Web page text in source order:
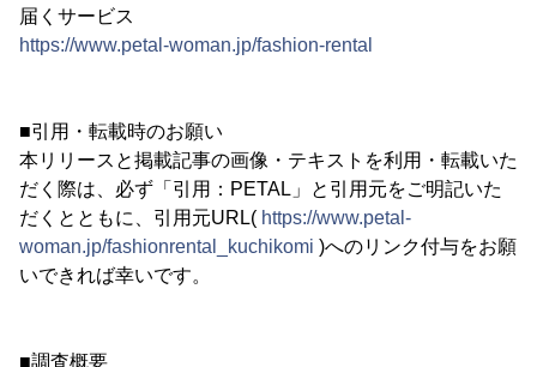
届くサービス
https://www.petal-woman.jp/fashion-rental
■引用・転載時のお願い
本リリースと掲載記事の画像・テキストを利用・転載いた
だく際は、必ず「引用：PETAL」と引用元をご明記いた
だくとともに、引用元URL( https://www.petal-
woman.jp/fashionrental_kuchikomi )へのリンク付与をお願
いできれば幸いです。
■調査概要